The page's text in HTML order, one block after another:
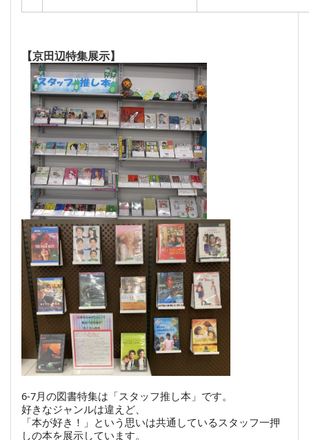
【京田辺特集展示】
6-7月の図書特集は「スタッフ推し本」です。
好きなジャンルは違えど、
「本が好き！」という思いは共通しているスタッフ一押
しの本を展示しています。